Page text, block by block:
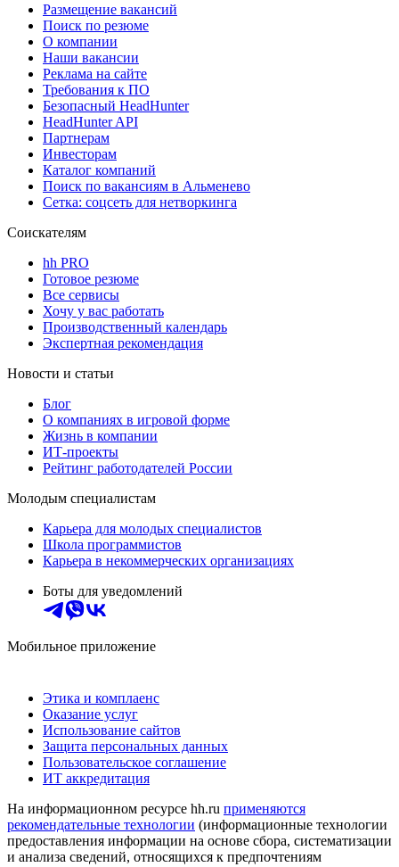
Размещение вакансий
Поиск по резюме
О компании
Наши вакансии
Реклама на сайте
Требования к ПО
Безопасный HeadHunter
HeadHunter API
Партнерам
Инвесторам
Каталог компаний
Поиск по вакансиям в Альменево
Сетка: соцсеть для нетворкинга
Соискателям
hh PRO
Готовое резюме
Все сервисы
Хочу у вас работать
Производственный календарь
Экспертная рекомендация
Новости и статьи
Блог
О компаниях в игровой форме
Жизнь в компании
ИТ-проекты
Рейтинг работодателей России
Молодым специалистам
Карьера для молодых специалистов
Школа программистов
Карьера в некоммерческих организациях
Боты для уведомлений
Мобильное приложение
Этика и комплаенс
Оказание услуг
Использование сайтов
Защита персональных данных
Пользовательское соглашение
ИТ аккредитация
На информационном ресурсе hh.ru применяются
рекомендательные технологии (информационные технологии
предоставления информации на основе сбора, систематизации
и анализа сведений, относящихся к предпочтениям